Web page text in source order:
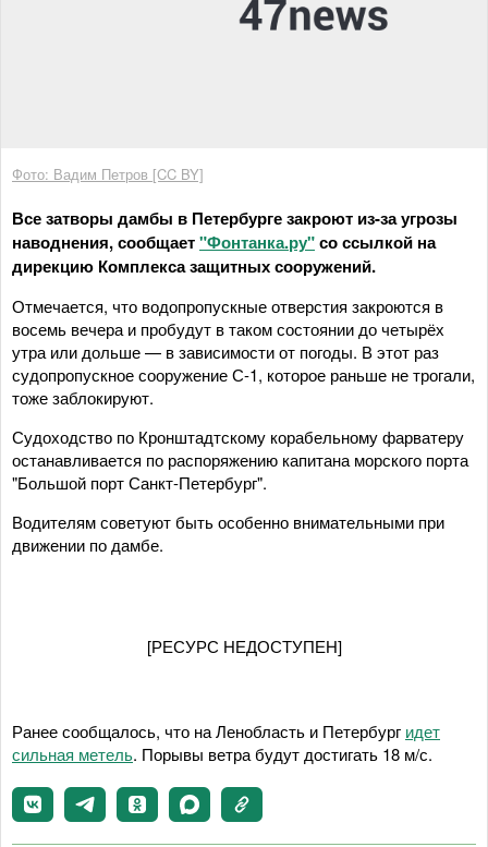
Фото: Вадим Петров [CC BY]
Все затворы дамбы в Петербурге закроют из-за угрозы
наводнения, сообщает"Фонтанка.ру"со ссылкой на
дирекцию Комплекса защитных сооружений.
Отмечается, что водопропускные отверстия закроются в
восемь вечера и пробудут в таком состоянии до четырёх
утра или дольше — в зависимости от погоды. В этот раз
судопропускное сооружение С-1, которое раньше не трогали,
тоже заблокируют.
Судоходство по Кронштадтскому корабельному фарватеру
останавливается по распоряжению капитана морского порта
"Большой порт Санкт-Петербург".
Водителям советуют быть особенно внимательными при
движении по дамбе.
[РЕСУРС НЕДОСТУПЕН]
Ранее сообщалось, что на Ленобласть и Петербург идет
сильная метель. Порывы ветра будут достигать 18 м/с.